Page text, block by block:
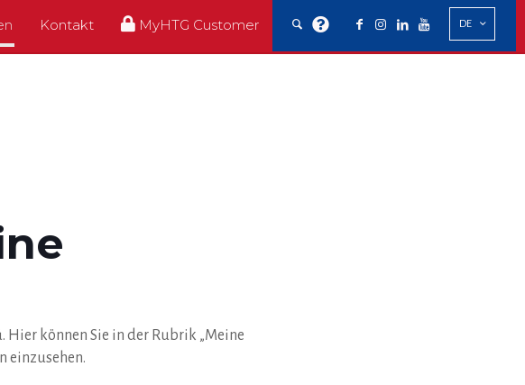
Kontakt MyHTG Customer DE
können Sie in der Rubrik „Meine
einzusehen.